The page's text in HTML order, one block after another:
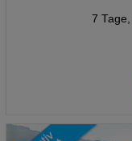
7 Tage,